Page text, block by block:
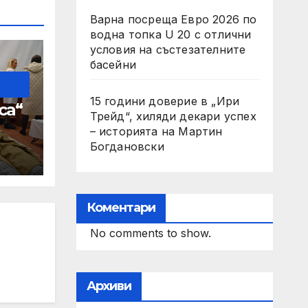
на
Варна посреща Евро 2026 по
водна топка U 20 с отлични
условия на състезателните
басейни
15 години доверие в „Ири
Трейд“, хиляди декари успех
– историята на Мартин
Богдановски
Коментари
No comments to show.
Архиви